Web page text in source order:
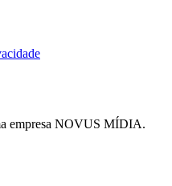
empresa NOVUS MÍDIA.